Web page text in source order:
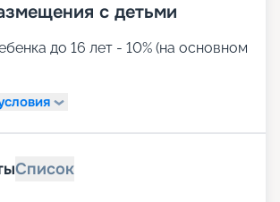
с детьми
до 16 лет - 10% (на основном
Список